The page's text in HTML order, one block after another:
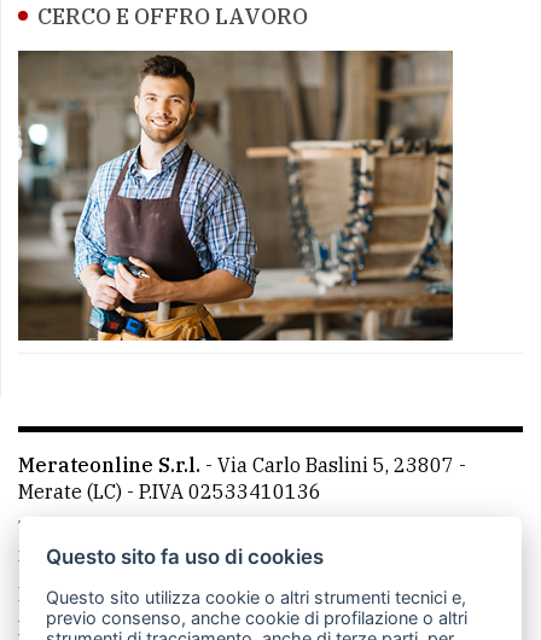
CERCO E OFFRO LAVORO
Merateonline S.r.l. - Via Carlo Baslini 5, 23807 -
Merate (LC) - P.IVA 02533410136
Telefono:
mail: redazione@merateonline.it
La redazione
CasateOnline LeccoOnline
RSS
Made by VIP
Questo sito fa uso di cookies
Questo sito utilizza cookie o altri strumenti tecnici e,
previo consenso, anche cookie di profilazione o altri